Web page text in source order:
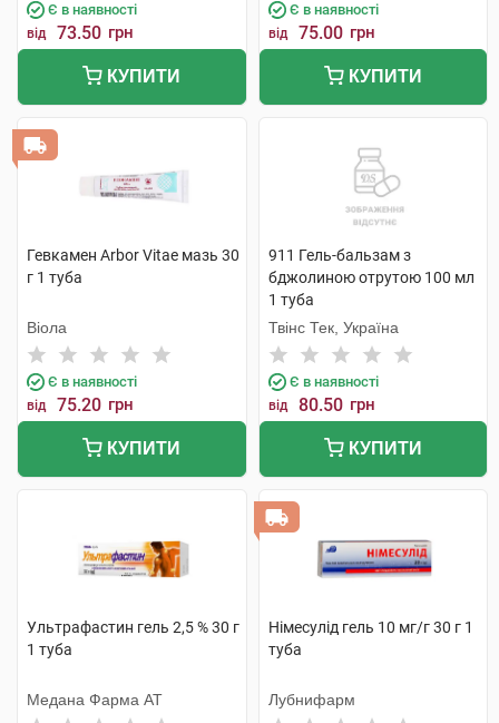
Є в наявності
від 73.50 грн
КУПИТИ
Є в наявності
від 75.00 грн
КУПИТИ
Гевкамен Arbor Vitae мазь 30
г 1 туба
Віола
Є в наявності
від 75.20 грн
КУПИТИ
911 Гель-бальзам з
бджолиною отрутою 100 мл
1 туба
Твінс Тек, Україна
Є в наявності
від 80.50 грн
КУПИТИ
Ультрафастин гель 2,5 % 30 г
1 туба
Медана Фарма АТ
Німесулід гель 10 мг/г 30 г 1
туба
Лубнифарм